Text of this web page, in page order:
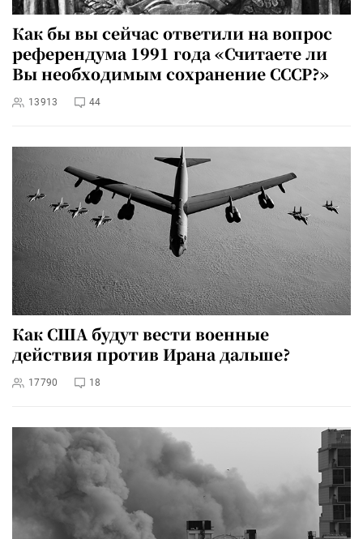
Как бы вы сейчас ответили на вопрос
референдума 1991 года «Считаете ли
Вы необходимым сохранение СССР?»
13913 44
Как США будут вести военные
действия против Ирана дальше?
17790 18